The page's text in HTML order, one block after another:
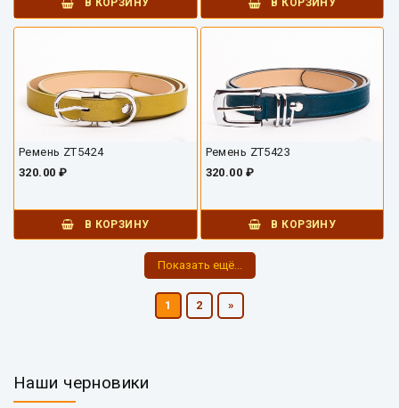
Ремень ZT5424
320.00 ₽
В КОРЗИНУ
Ремень ZT5423
320.00 ₽
В КОРЗИНУ
Показать ещё...
1 2 »
Наши черновики